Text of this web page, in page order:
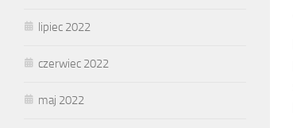
lipiec 2022
czerwiec 2022
maj 2022